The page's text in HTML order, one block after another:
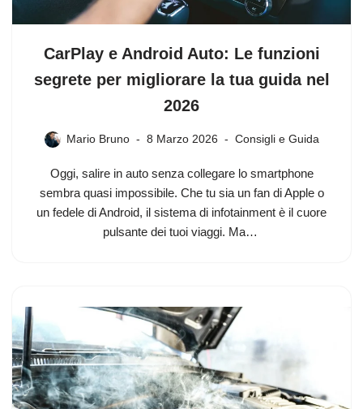
CarPlay e Android Auto: Le funzioni
segrete per migliorare la tua guida nel
2026
Mario Bruno 8 Marzo 2026 Consigli e Guida
Oggi, salire in auto senza collegare lo smartphone
sembra quasi impossibile. Che tu sia un fan di Apple o
un fedele di Android, il sistema di infotainment è il cuore
pulsante dei tuoi viaggi. Ma…